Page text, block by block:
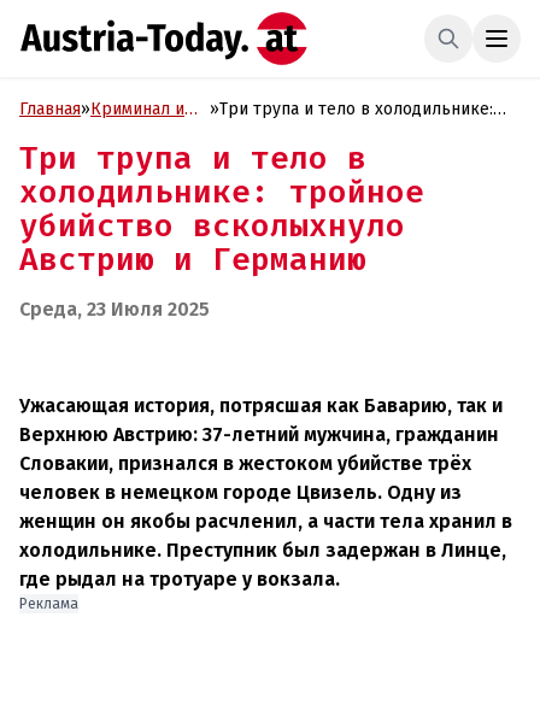
Главная»Криминал и
»Три трупа и тело в холодильнике:
Австрию и Германию
Три трупа и тело в
холодильнике: тройное
убийство всколыхнуло
Австрию и Германию
Среда, 23 Июля 2025
Ужасающая история, потрясшая как Баварию, так и
Верхнюю Австрию: 37-летний мужчина, гражданин
Словакии, признался в жестоком убийстве трёх
человек в немецком городе Цвизель. Одну из
женщин он якобы расчленил, а части тела хранил в
холодильнике. Преступник был задержан в Линце,
где рыдал на тротуаре у вокзала.
Реклама